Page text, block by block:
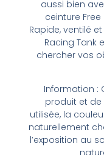
aussi bien
ceinture Free
Rapide, ventilé
Racing Tank
chercher vos
Information :
produit et de
utilisée, la
naturellement
l’exposition au